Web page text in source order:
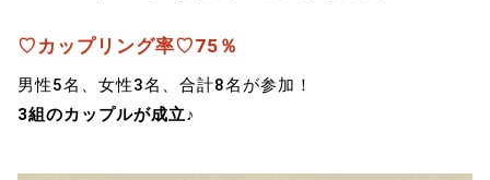
♡カップリング率♡75％
男性5名、女性3名、合計8名が参加！
3組のカップルが成立♪